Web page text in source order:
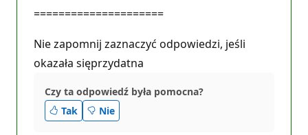
=====================
Nie zapomnij zaznaczyć odpowiedzi, jeśli
okazała sięprzydatna
Czy ta odpowiedź była pomocna?
Tak
Nie